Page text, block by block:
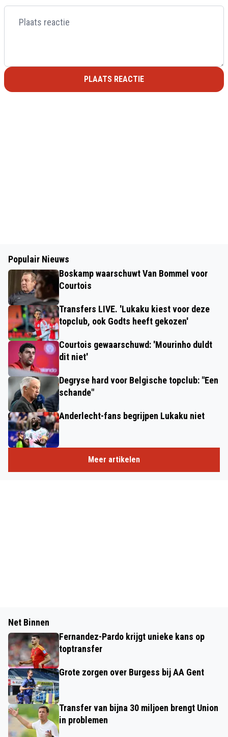
PLAATS REACTIE
Populair Nieuws
Boskamp waarschuwt Van Bommel voor
Courtois
Transfers LIVE. 'Lukaku kiest voor deze
topclub, ook Godts heeft gekozen'
Courtois gewaarschuwd: 'Mourinho duldt
dit niet'
Degryse hard voor Belgische topclub: "Een
schande"
Anderlecht-fans begrijpen Lukaku niet
Meer artikelen
Net Binnen
Fernandez-Pardo krijgt unieke kans op
toptransfer
Grote zorgen over Burgess bij AA Gent
Transfer van bijna 30 miljoen brengt Union
in problemen